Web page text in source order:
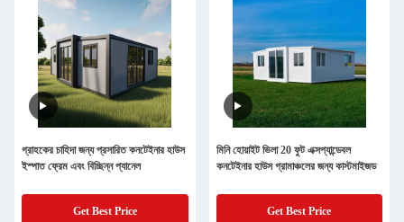
গ্রাহকের চাহিদা জন্য প্রসারিত কনটেইনার হাউস
ইস্পাত ফ্রেম এবং বিচ্ছিন্ন প্যানেল
Get Best Price
মিনি হোয়াইট ভিলা 20 ফুট এক্সপ্যান্ডেবল
কনটেইনার হাউস গ্রামাঞ্চলের জন্য কাস্টমাইজড
Get Best Price